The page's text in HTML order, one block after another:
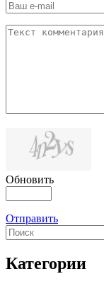
Обновить
Отправить
Категории